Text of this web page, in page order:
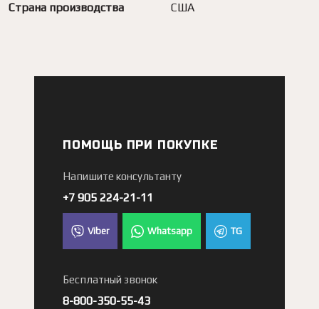
Страна производства США
ПОМОЩЬ ПРИ ПОКУПКЕ
Напишите консультанту
+7 905 224-21-11
Viber Whatsapp TG
Бесплатный звонок
8-800-350-55-43